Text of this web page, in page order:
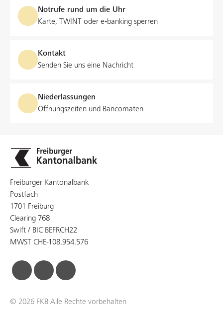
Notrufe rund um die Uhr
Karte, TWINT oder e‑banking sperren
Kontakt
Senden Sie uns eine Nachricht
Niederlassungen
Öffnungszeiten und Bancomaten
Freiburger Kantonalbank
Postfach
1701 Freiburg
Clearing 768
Swift / BIC BEFRCH22
MWST CHE-108.954.576
© 2026 FKB Alle Rechte vorbehalten